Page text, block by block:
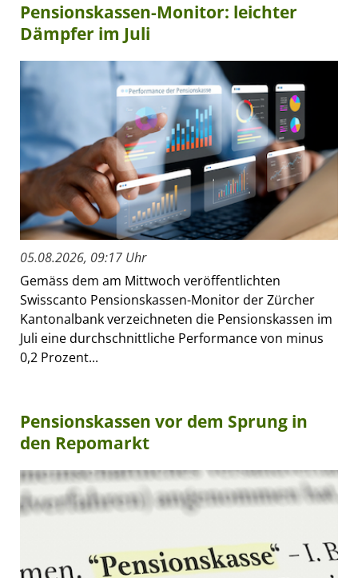
Pensionskassen-Monitor: leichter
Dämpfer im Juli
05.08.2026, 09:17 Uhr
Gemäss dem am Mittwoch veröffentlichten
Swisscanto Pensionskassen-Monitor der Zürcher
Kantonalbank verzeichneten die Pensionskassen im
Juli eine durchschnittliche Performance von minus
0,2 Prozent...
Pensionskassen vor dem Sprung in
den Repomarkt